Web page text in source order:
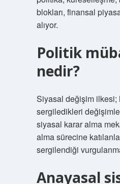
blokları, finansal
alıyor.
Politik
nedir?
Siyasal değişim
sergiledikleri
siyasal karar alma
alma sürecine
sergilendiği
Anayasal